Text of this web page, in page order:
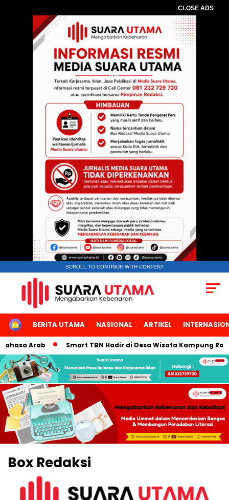
CLOSE ADS
SCROLL TO CONTINUE WITH CONTENT
HOMEBERITA UTAMA NASIONAL ARTIKEL
Arab Smart TBN Hadir di Desa Wisata Kampung Raja
Box Redaksi